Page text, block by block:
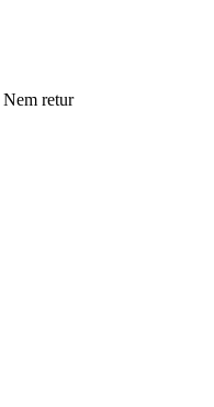
Nem retur